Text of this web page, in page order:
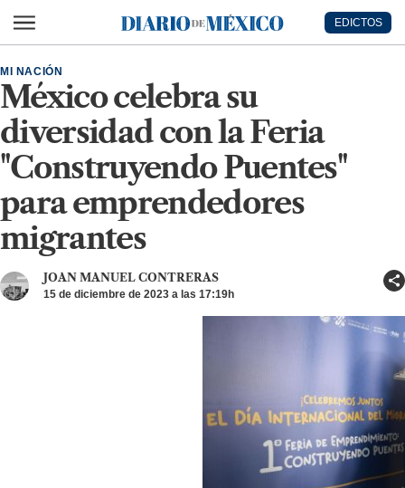
Diario de México
EDICTOS
México celebra su
diversidad con la Feria
"Construyendo Puentes"
para emprendedores
migrantes
MI NACIÓN
JOAN MANUEL CONTRERAS
15 de diciembre de 2023 a las 17:19h